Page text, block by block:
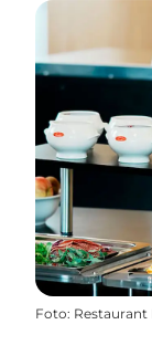
Foto: Restaurant